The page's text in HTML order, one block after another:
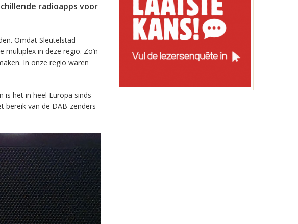
radioapps voor
Omdat Sleutelstad
in deze regio. Zo’n
In onze regio waren
is het in heel Europa sinds
bereik van de DAB-zenders